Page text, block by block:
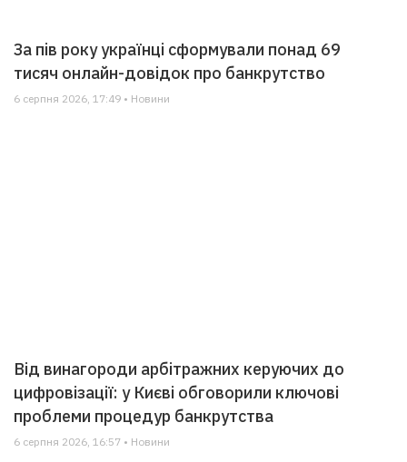
За пів року українці сформували понад 69
тисяч онлайн-довідок про банкрутство
6 серпня 2026, 17:49 • Новини
Від винагороди арбітражних керуючих до
цифровізації: у Києві обговорили ключові
проблеми процедур банкрутства
6 серпня 2026, 16:57 • Новини